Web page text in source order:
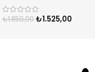
₺1.850,00 ₺1.525,00